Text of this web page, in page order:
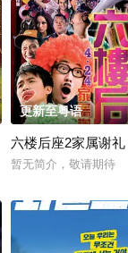
更新至粤语
六楼后座2家属谢礼
暂无简介，敬请期待